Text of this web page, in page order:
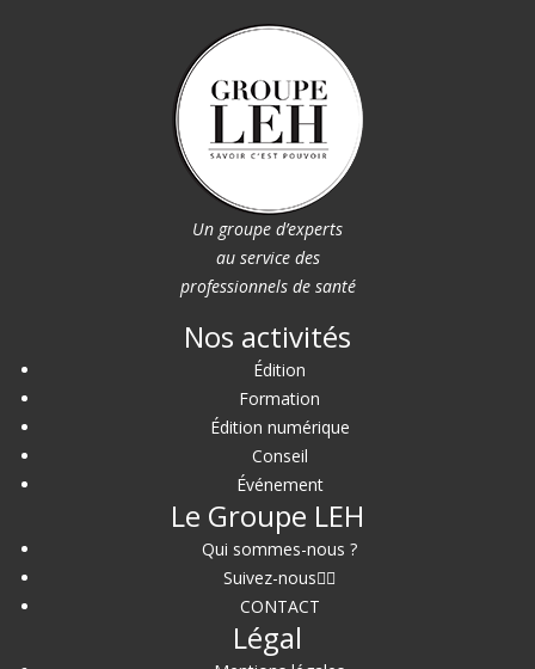
Un groupe d’experts
au service des
professionnels de santé
Nos activités
Édition
Formation
Édition numérique
Conseil
Événement
Le Groupe LEH
Qui sommes-nous ?
Suivez-nous
CONTACT
Légal